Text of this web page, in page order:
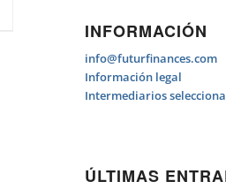
INFORMACIÓN
info@futurfinances.com
Información legal
Intermediarios
ÚLTIMAS